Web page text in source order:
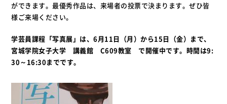
ができます。最優秀作品は、来場者の投票で決まります。ぜひ皆
様ご来場ください。
学芸員課程「写真展」は、6月11日（月）から15日（金）まで、
宮城学院女子大学 講義館 C609教室 で開催中です。時間は9:
30～ 16:30までです。